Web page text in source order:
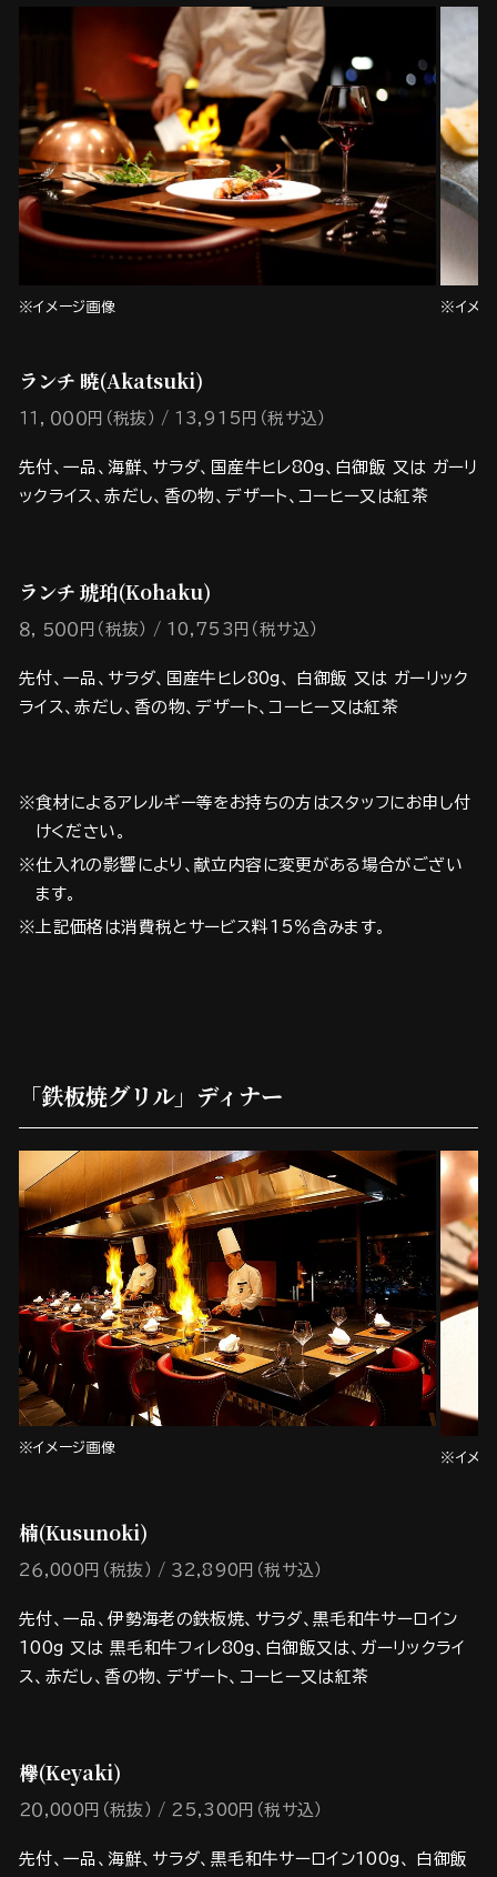
※イメージ画像 ※イメー
ランチ 暁(Akatsuki)
１１，０００円（税抜） １3,915円（税サ込）
先付、一品、海鮮、サラダ、国産牛ヒレ80g、白御飯 又は ガーリ
ックライス、赤だし、香の物、デザート、コーヒー又は紅茶
ランチ 琥珀(Kohaku)
８，５００円（税抜） 10,753円（税サ込）
先付、一品、サラダ、国産牛ヒレ80g、 白御飯 又は ガーリック
ライス、赤だし、香の物、デザート、コーヒー又は紅茶
※食材によるアレルギー等をお持ちの方はスタッフにお申し付
けください。
※仕入れの影響により、献立内容に変更がある場合がござい
ます。
※上記価格は消費税とサービス料15％含みます。
「鉄板焼グリル」ディナー
※イメージ画像
※イメー
楠(Kusunoki)
2６,000円（税抜） ３2,890円（税サ込）
先付、一品、伊勢海老の鉄板焼、サラダ、黒毛和牛サーロイン
100g 又は 黒毛和牛フィレ80g、白御飯又は、ガーリックライ
ス、赤だし、香の物、デザート、コーヒー又は紅茶
欅(Keyaki)
２０,000円（税抜） ２5,300円（税サ込）
先付、一品、海鮮、サラダ、黒毛和牛サーロイン100g、 白御飯